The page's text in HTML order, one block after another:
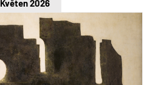
Květen 2026